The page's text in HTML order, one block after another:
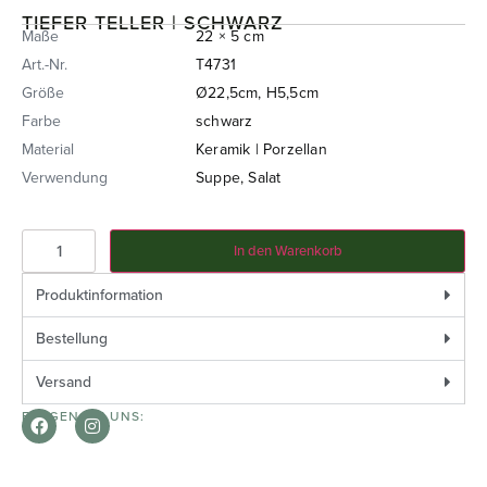
TIEFER TELLER | SCHWARZ
Maße
22 × 5 cm
Art.-Nr.
T4731
Größe
Ø22,5cm, H5,5cm
Farbe
schwarz
Material
Keramik | Porzellan
Verwendung
Suppe, Salat
In den Warenkorb
Produktinformation
Bestellung
Versand
FOLGEN SIE UNS: